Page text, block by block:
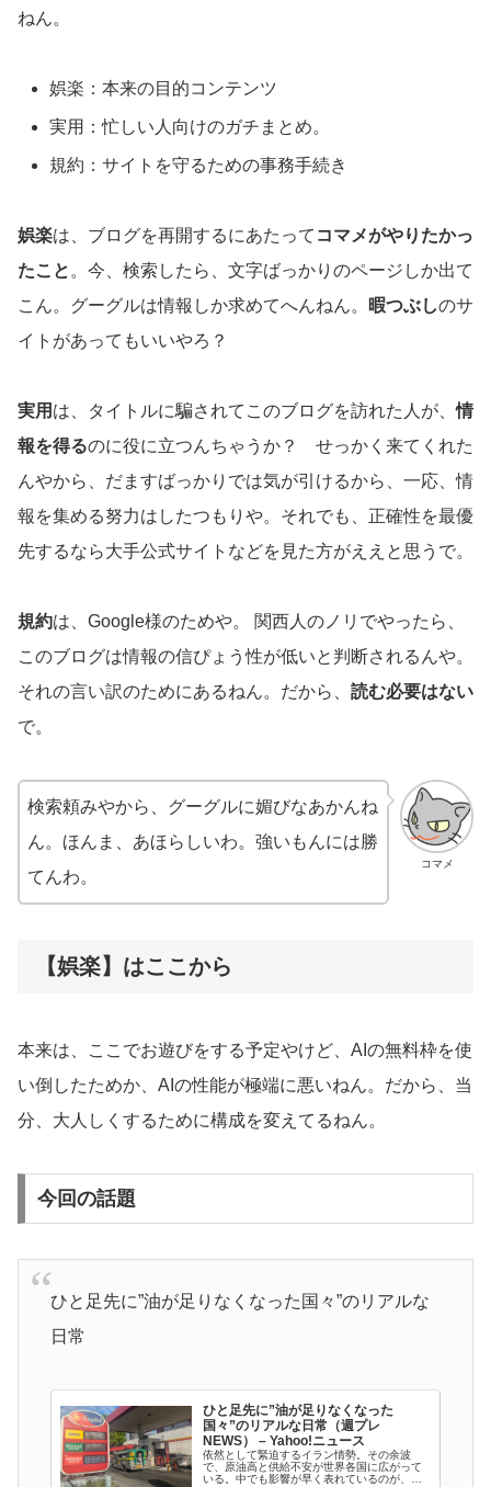
ねん。
娯楽：本来の目的コンテンツ
実用：忙しい人向けのガチまとめ。
規約：サイトを守るための事務手続き
娯楽は、ブログを再開するにあたって コマメがやりたかっ
たこと 。今、検索したら、文字ばっかりのページしか出て
こん。グーグルは情報しか求めてへんねん。
暇つぶしのサ
イトがあってもいいやろ？
実用 は、タイトルに騙されてこのブログを訪れた人が、情
報を得るのに役に立つんちゃうか？ せっかく来てくれた
んやから、だますばっかりでは気が引けるから、一応、情
報を集める努力はしたつもりや。それでも、正確性を最優
先するなら大手公式サイトなどを見た方がええと思うで。
規約は、Google様のためや。 関西人のノリでやったら、
このブログは情報の信ぴょう性が低いと判断されるんや。
それの言い訳のためにあるねん。だから、 読む必要はない
で。
コマメ
検索頼みやから、グーグルに媚びなあかんね
ん。ほんま、あほらしいわ。強いもんには勝
てんわ。
【娯楽】はここから
本来は、ここでお遊びをする予定やけど、AIの無料枠を使
い倒したためか、AIの性能が極端に悪いねん。だから、当
分、大人しくするために構成を変えてるねん。
今回の話題
ひと足先に”油が足りなくなった国々”のリアルな
日常
ひと足先に”油が足りなくなった
国々”のリアルな日常（週プレ
NEWS） – Yahoo!ニュース
依然として緊迫するイラン情勢。その余波
で、原油高と供給不安が世界各国に広がって
いる。中でも影響が早く表れているのが、原